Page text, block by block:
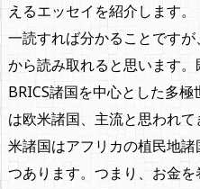
えるエッセイを紹介します。
一読すれば分かることです
から読み取れると思います
BRICS諸国を中心とした多
は欧米諸国、主流と思われ
米諸国はアフリカの植民地
つあります。つまり、お金